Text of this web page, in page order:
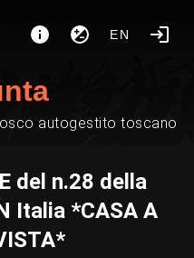
EN
autogestito toscano
del n.28 della
Italia *CASA A